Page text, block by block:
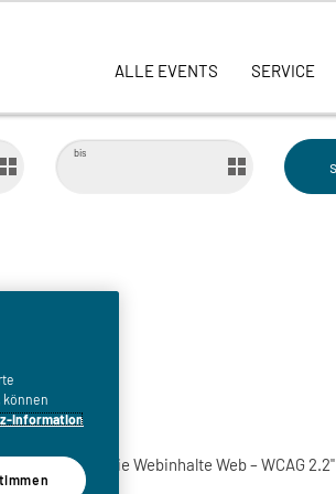
ALLE EVENTS SERVICE
bis
für barrierefreie Webinhalte Web – WCAG 2.2"
können
Information